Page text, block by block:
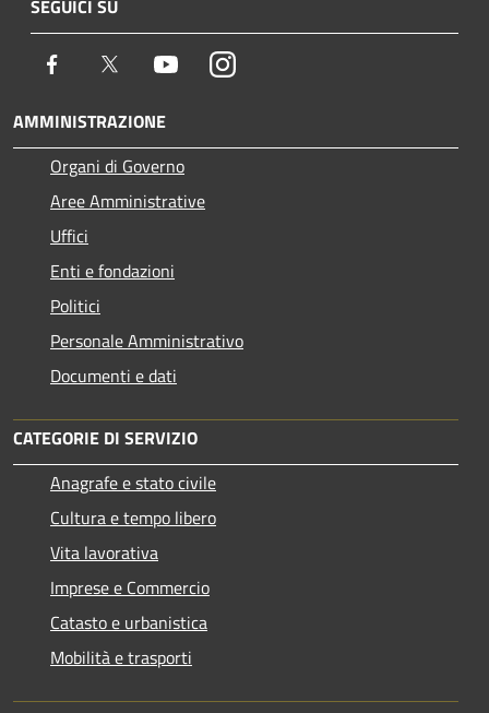
SEGUICI SU
Facebook Twitter YoutubeInstagram
AMMINISTRAZIONE
Organi di Governo
Aree Amministrative
Uffici
Enti e fondazioni
Politici
Personale Amministrativo
Documenti e dati
CATEGORIE DI SERVIZIO
Anagrafe e stato civile
Cultura e tempo libero
Vita lavorativa
Imprese e Commercio
Catasto e urbanistica
Mobilità e trasporti